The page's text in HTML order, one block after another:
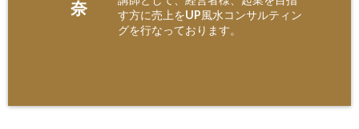
奈
す方に売上をUP風水コンサルティン
グを行なっております。